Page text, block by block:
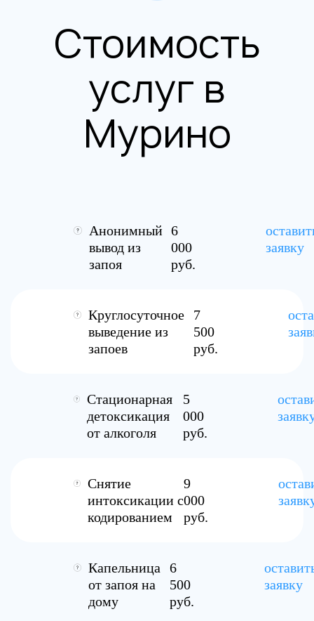
Стоимость
услуг в
Мурино
Анонимный
вывод из
запоя
6
000
руб.
заявку
Круглосуточное
выведение из
запоев
7
500
руб.
Стационарная
детоксикация
от алкоголя
5
000
руб.
Снятие
интоксикации с
кодированием
9
000
руб.
Капельница
от запоя на
дому
6
500
руб.
заявку